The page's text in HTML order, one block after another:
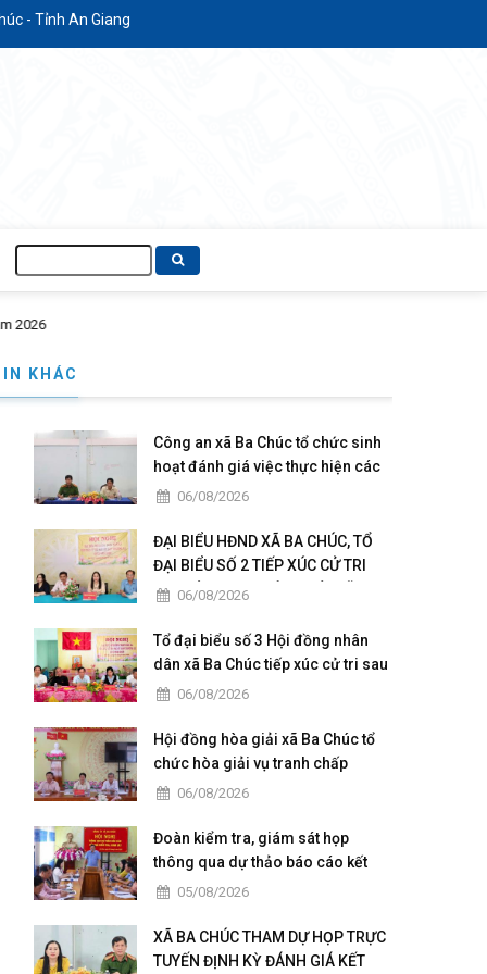
kiếm
KHÁC
Công an xã Ba Chúc tổ chức sinh
hoạt đánh giá việc thực hiện các
quy định về dân chủ trong Công
06/08/2026
ĐẠI BIỂU HĐND XÃ BA CHÚC, TỔ
ĐẠI BIỂU SỐ 2 TIẾP XÚC CỬ TRI
SAU KỲ HỌP THƯỜNG LỆ GIỮA
06/08/2026
Tổ đại biểu số 3 Hội đồng nhân
dân xã Ba Chúc tiếp xúc cử tri sau
kỳ họp thường lệ giữa năm 2026
06/08/2026
Hội đồng hòa giải xã Ba Chúc tổ
chức hòa giải vụ tranh chấp
quyền sử dụng đất
06/08/2026
Đoàn kiểm tra, giám sát họp
thông qua dự thảo báo cáo kết
quả kiểm tra, giám sát
05/08/2026
XÃ BA CHÚC THAM DỰ HỌP TRỰC
TUYẾN ĐỊNH KỲ ĐÁNH GIÁ KẾT